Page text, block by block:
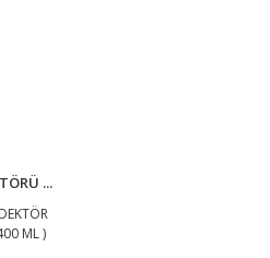
...